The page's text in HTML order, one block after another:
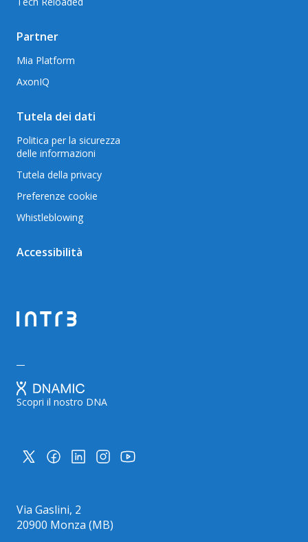
Partner
Mia Platform
AxonIQ
Tutela dei dati
Politica per la sicurezza
delle informazioni
Tutela della privacy
Preferenze cookie
Whistleblowing
Accessibilità
Scopri il nostro DNA
Via Gaslini, 2
20900 Monza (MB)